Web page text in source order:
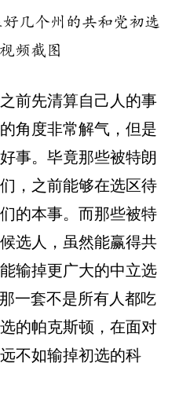
几个州的共和党初选
频截图
前先清算自己人的事
角度非常解气，但是
事。毕竟那些被特朗
，之前能够在选区待
的本事。而那些被特
选人，虽然能赢得共
输掉更广大的中立选
一套不是所有人都吃
的帕克斯顿，在面对
不如输掉初选的科